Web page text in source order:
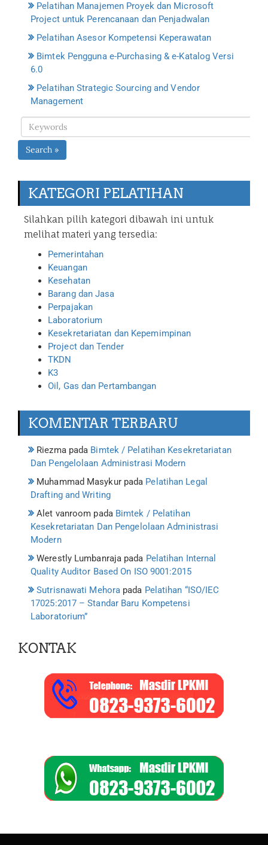
Pelatihan Manajemen Proyek dan Microsoft
Project untuk Perencanaan dan Penjadwalan
Pelatihan Asesor Kompetensi Keperawatan
Bimtek Pengguna e-Purchasing & e-Katalog Versi
6.0
Pelatihan Strategic Sourcing and Vendor
Management
Search »
KATEGORI PELATIHAN
Silahkan pilih kategori dibawah ini untuk
melihat materi yang tersedia:
Pemerintahan
Keuangan
Kesehatan
Barang dan Jasa
Perpajakan
Laboratorium
Kesekretariatan dan Kepemimpinan
Project dan Tender
TKDN
K3
Oil, Gas dan Pertambangan
KOMENTAR TERBARU
Riezmapada Bimtek / Pelatihan Kesekretariatan
Dan Pengelolaan Administrasi Modern
Muhammad Masykurpada Pelatihan Legal
Drafting and Writing
Alet vanroom pada Bimtek / Pelatihan
Kesekretariatan Dan Pengelolaan Administrasi
Modern
Werestly Lumbanraja pada Pelatihan Internal
Quality Auditor Based On ISO 9001:2015
Sutrisnawati Mehora pada Pelatihan “ISO/IEC
17025:2017 – Standar Baru Kompetensi
Laboratorium”
KONTAK